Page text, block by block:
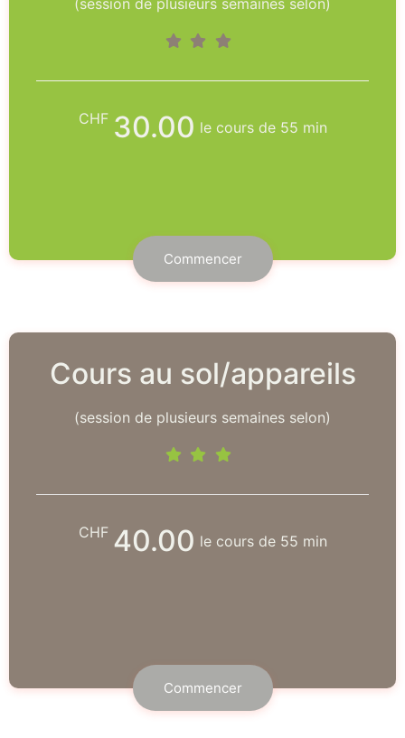
CHF 30.00 le cours de 55 min
Commencer
Cours au sol/appareils
(session de plusieurs semaines selon)
CHF 40.00 le cours de 55 min
Commencer